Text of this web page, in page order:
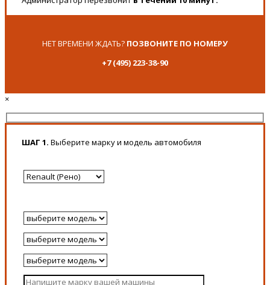
НЕТ ВРЕМЕНИ ЖДАТЬ? ПОЗВОНИТЕ ПО НОМЕРУ
+7 (495) 223-38-90
×
ШАГ 1. Выберите марку и модель автомобиля